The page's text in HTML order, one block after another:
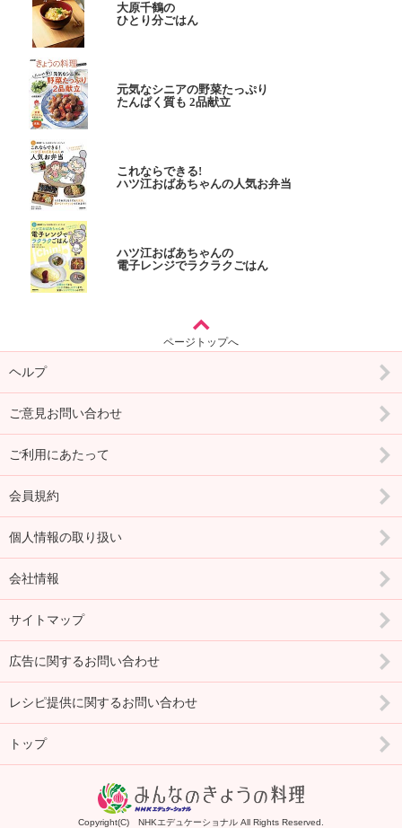
大原千鶴の
ひとり分ごはん
元気なシニアの野菜たっぷり
たんぱく質も 2品献立
これならできる!
ハツ江おばあちゃんの人気お弁当
ハツ江おばあちゃんの
電子レンジでラクラクごはん
ページトップへ
ヘルプ
ご意見お問い合わせ
ご利用にあたって
会員規約
個人情報の取り扱い
会社情報
サイトマップ
広告に関するお問い合わせ
レシピ提供に関するお問い合わせ
トップ
Copyright(C) NHKエデュケーショナル All Rights Reserved.